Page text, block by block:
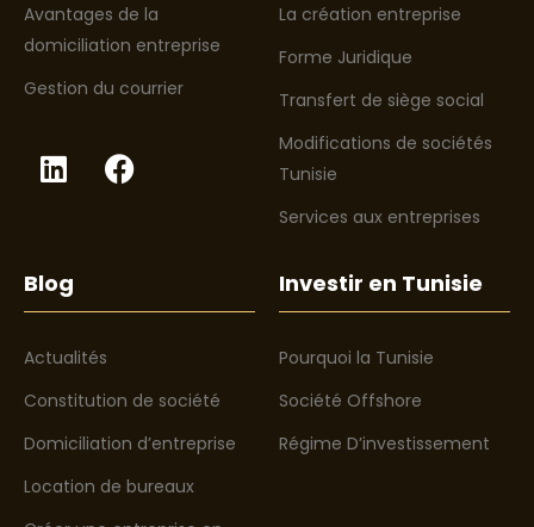
Avantages de la
domiciliation entreprise
Gestion du courrier
La création entreprise
Forme Juridique
Transfert de siège social
Modifications de sociétés
Tunisie
Services aux entreprises
Blog
Actualités
Constitution de société
Domiciliation d’entreprise
Location de bureaux
Investir en Tunisie
Pourquoi la Tunisie
Société Offshore
Régime D’investissement